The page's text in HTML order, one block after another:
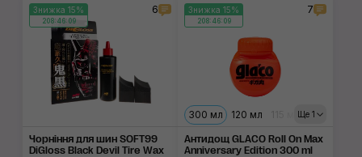
Знижка 15%
208:46:08
6
Чорніння для шин SOFT99
DiGloss Black Devil Tire Wax
Знижка 15%
208:46:08
7
Ще 1
300 мл 120 мл 115 мл
Антидощ GLACO Roll On Max
Anniversary Edition 300 ml